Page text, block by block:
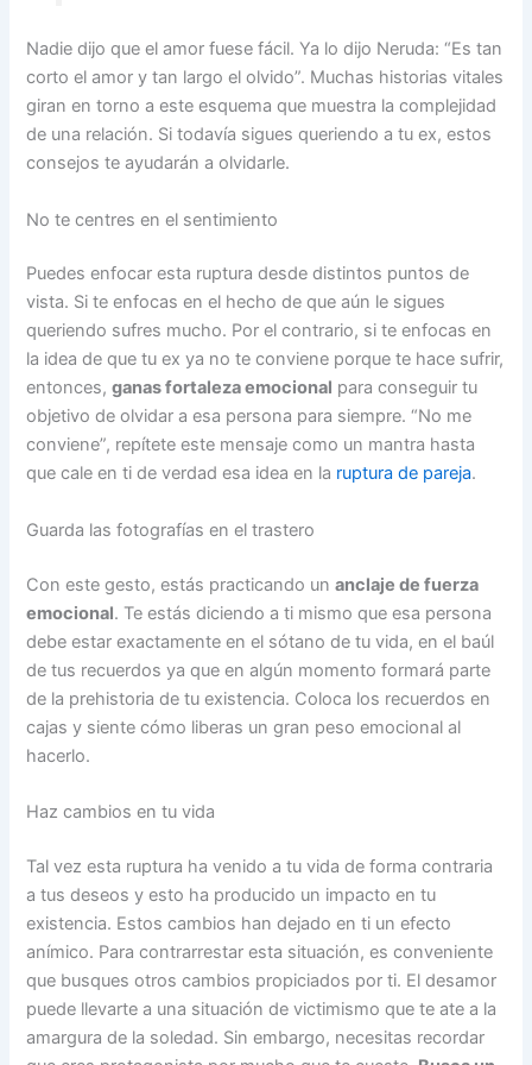
Nadie dijo que el amor fuese fácil. Ya lo dijo Neruda: “Es tan
corto el amor y tan largo el olvido”. Muchas historias vitales
giran en torno a este esquema que muestra la complejidad
de una relación. Si todavía sigues queriendo a tu ex, estos
consejos te ayudarán a olvidarle.
No te centres en el sentimiento
Puedes enfocar esta ruptura desde distintos puntos de
vista. Si te enfocas en el hecho de que aún le sigues
queriendo sufres mucho. Por el contrario, si te enfocas en
la idea de que tu ex ya no te conviene porque te hace sufrir,
entonces,ganas fortaleza emocional para conseguir tu
objetivo de olvidar a esa persona para siempre. “No me
conviene”, repítete este mensaje como un mantra hasta
que cale en ti de verdad esa idea en la ruptura de pareja.
Guarda las fotografías en el trastero
Con este gesto, estás practicando unanclaje de fuerza
emocional. Te estás diciendo a ti mismo que esa persona
debe estar exactamente en el sótano de tu vida, en el baúl
de tus recuerdos ya que en algún momento formará parte
de la prehistoria de tu existencia. Coloca los recuerdos en
cajas y siente cómo liberas un gran peso emocional al
hacerlo.
Haz cambios en tu vida
Tal vez esta ruptura ha venido a tu vida de forma contraria
a tus deseos y esto ha producido un impacto en tu
existencia. Estos cambios han dejado en ti un efecto
anímico. Para contrarrestar esta situación, es conveniente
que busques otros cambios propiciados por ti. El desamor
puede llevarte a una situación de victimismo que te ate a la
amargura de la soledad. Sin embargo, necesitas recordar